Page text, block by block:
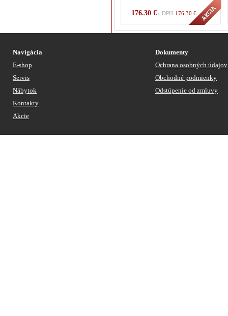
176.30 €s DPH 176.30 €
Navigácia
E-shop
Servis
Nábytok
Kontakty
Akcie
Dokumenty
Ochrana osobných údajov
Obchodné podmienky
Odstúpenie od zmluvy